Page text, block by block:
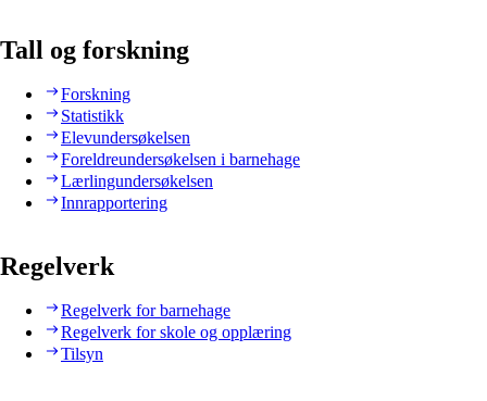
Tall og forskning
Forskning
Statistikk
Elevundersøkelsen
Foreldreundersøkelsen i barnehage
Lærlingundersøkelsen
Innrapportering
Regelverk
Regelverk for barnehage
Regelverk for skole og opplæring
Tilsyn